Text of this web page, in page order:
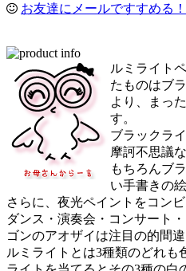
お友達にメールですすめる！
ルミライト
たものはブ
より、まっ
す。
ブラックラ
摩訶不思議
もちろんブ
い手書きの
さらに、夜光ペイントをコン
ダンス・演奏会・コンサート
ゴンのアオザイは注目の的間違
ルミライトとは3種類のどれも